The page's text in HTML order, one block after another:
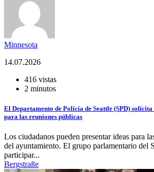
Minnesota
14.07.2026
416 vistas
2 minutos
El Departamento de Policía de Seattle (SPD) solicita
para las reuniones públicas
Los ciudadanos pueden presentar ideas para
del ayuntamiento. El grupo parlamentario del
participar...
Bergstraße